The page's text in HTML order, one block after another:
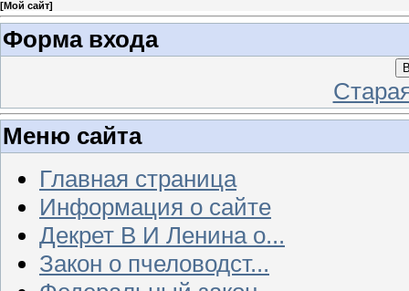
[Мой сайт]
Форма входа
Меню сайта
Главная страница
Информация о сайте
Декрет В И Ленина о...
Закон о пчеловодст...